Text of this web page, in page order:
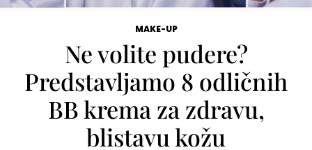
MAKE-UP
Ne volite pudere?
Predstavljamo 8 odličnih
BB krema za zdravu,
blistavu kožu